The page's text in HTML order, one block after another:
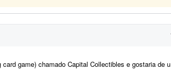
de um programador front-end e back-end para nos ajudar a revisar a estrutura e validar a p...